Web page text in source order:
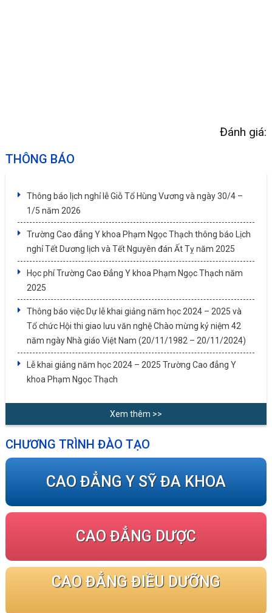
Đánh giá:
THÔNG BÁO
Thông báo lịch nghỉ lễ Giỗ Tổ Hùng Vương và ngày 30/4 –
1/5 năm 2026
Trường Cao đẳng Y khoa Phạm Ngọc Thạch thông báo Lịch
nghỉ Tết Dương lịch và Tết Nguyên đán Ất Tỵ năm 2025
Học phí Trường Cao Đẳng Y khoa Phạm Ngọc Thạch năm
2025
Thông báo việc Dự lễ khai giảng năm học 2024 – 2025 và
Tổ chức Hội thi giao lưu văn nghệ Chào mừng kỷ niệm 42
năm ngày Nhà giáo Việt Nam (20/11/1982 – 20/11/2024)
Lễ khai giảng năm học 2024 – 2025 Trường Cao đẳng Y
khoa Phạm Ngọc Thạch
Xem thêm >>
CHƯƠNG TRÌNH ĐÀO TẠO
CAO ĐẲNG Y SỸ ĐA KHOA
CAO ĐẲNG DƯỢC
CAO ĐẲNG ĐIỀU DƯỠNG